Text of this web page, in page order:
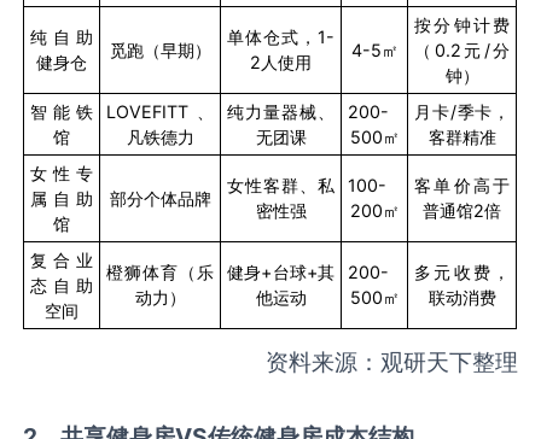
纯自助
健身仓
觅跑（早期）
单体仓式，1-
2 人使用
4-5㎡
按分钟计费
（ 0.2 元 /分
钟）
智能铁
馆
LOVEFITT、
凡铁德力
纯力量器械、
无团课
200-
500㎡
月卡/季卡，
客群精准
女性专
属自助
馆
部分个体品牌
女性客群、私
密性强
100-
200㎡
客单价高于
普通馆2倍
复合业
态自助
空间
橙狮体育（乐
动力）
健身+台球+其
他运动
200-
500㎡
多元收费，
联动消费
资料来源：观研天下整理